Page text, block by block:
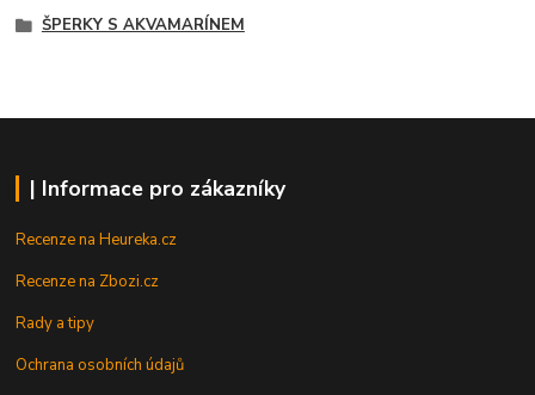
ŠPERKY S AKVAMARÍNEM
| Informace pro zákazníky
Recenze na Heureka.cz
Recenze na Zbozi.cz
Rady a tipy
Ochrana osobních údajů